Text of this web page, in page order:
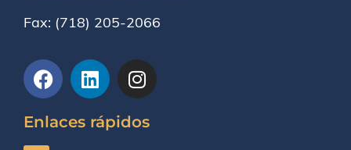
Fax: (718) 205-2066
Enlaces rápidos